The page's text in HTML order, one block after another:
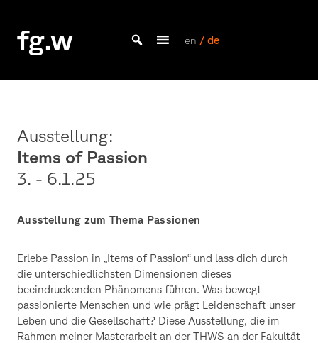
content
fg.w
Bachelor Kommunikationsdesign und Master Design & Information studieren
en / de
Ausstellung:
Items of Passion
3. - 6.1.25
Ausstellung zum Thema Passionen
Erlebe Passion in „Items of Passion“ und lass dich durch
die unterschiedlichsten Dimensionen dieses
beeindruckenden Phänomens führen. Was bewegt
passionierte Menschen und wie prägt Leidenschaft unser
Leben und die Gesellschaft? Diese Ausstellung, die im
Rahmen meiner Masterarbeit an der THWS an der Fakultät